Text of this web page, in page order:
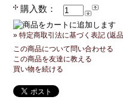
購入数：
» 特定商取引法に基づく表記 (返
この商品について問い合わせる
この商品を友達に教える
買い物を続ける